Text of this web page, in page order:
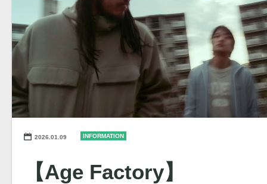
2026.01.09 INFORMATION
【Age Factory】